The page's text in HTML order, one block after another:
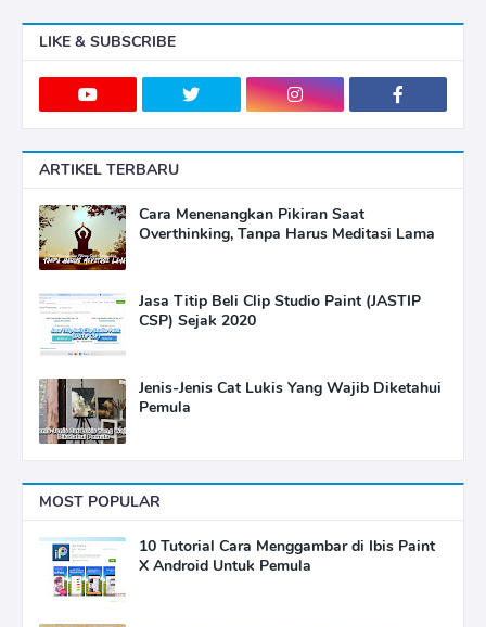
LIKE & SUBSCRIBE
ARTIKEL TERBARU
Cara Menenangkan Pikiran Saat
Overthinking, Tanpa Harus Meditasi Lama
Jasa Titip Beli Clip Studio Paint (JASTIP
CSP) Sejak 2020
Jenis-Jenis Cat Lukis Yang Wajib Diketahui
Pemula
MOST POPULAR
10 Tutorial Cara Menggambar di Ibis Paint
X Android Untuk Pemula